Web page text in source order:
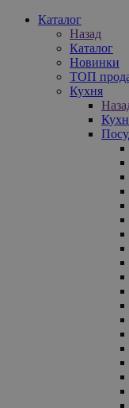
Каталог
Назад
Каталог
Новинки
ТОП
Кухня